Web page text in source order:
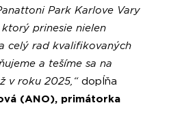
Park Karlove Vary
ktorý prinesie nielen
celý rad kvalifikovaných
a tešíme sa na
v roku 2025,“ dopĺňa
(ANO), primátorka